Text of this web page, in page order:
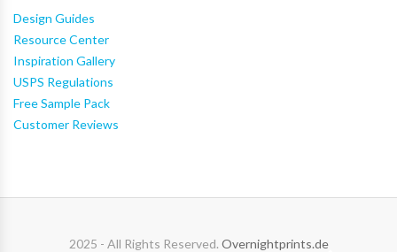
Design Guides
Resource Center
Inspiration Gallery
USPS Regulations
Free Sample Pack
Customer Reviews
2025 - All Rights Reserved. Overnightprints.de